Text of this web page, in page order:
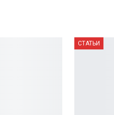
СТАТЬИ